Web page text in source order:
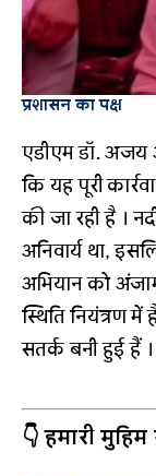
प्रशासन का पक्ष
एडीएम डॉ. अजय
कि यह पूरी
की जा रही है ।
अनिवार्य था,
अभियान को
स्थिति नियंत्रण
सतर्क बनी हुई हैं ।
👇 हमारी